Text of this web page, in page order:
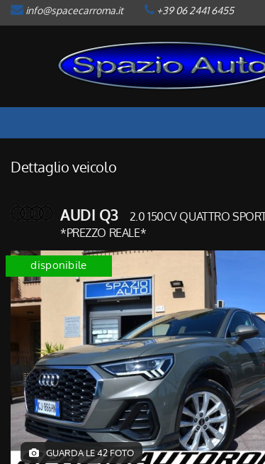
LISTA VEICOLI
AREA COMMERCIANTI
info@spacecarroma.it +39 06 2441 6455
Dettaglio veicolo
AUDI Q3
2.0 150CV QUATTRO
*PREZZO REALE*
disponibile
GUARDA LE 42 FOTO